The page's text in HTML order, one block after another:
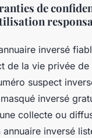
de
inversé
de la vie privée
suspect
inversé
collecte ou
annuaire inversé